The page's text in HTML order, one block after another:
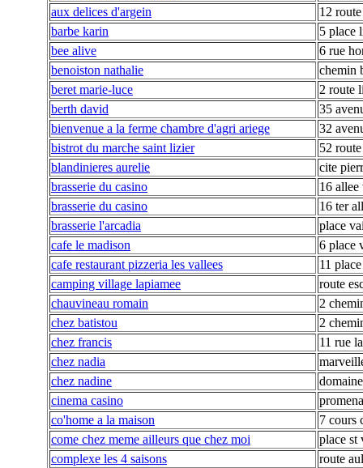
aux delices d'argein
12
barbe karin
5 place
bee alive
6 rue
benoiston nathalie
chemin
beret marie-luce
2 route
berth david
35
bienvenue a la ferme chambre d'agri ariege
32
bistrot du marche saint lizier
52
blandinieres aurelie
cite
brasserie du casino
16
brasserie du casino
16 ter
brasserie l'arcadia
place
cafe le madison
6 place
cafe restaurant pizzeria les vallees
11
camping village lapiamee
route
chauvineau romain
2
chez batistou
2
chez francis
11 rue
chez nadia
chez nadine
cinema casino
co'home a la maison
7 cours
come chez meme ailleurs que chez moi
place st
complexe les 4 saisons
route